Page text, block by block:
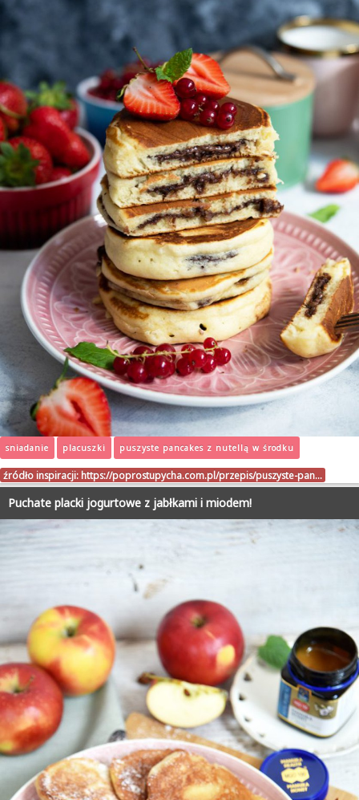
sniadanie placuszki puszyste pancakes z nutellą w środku
źródło inspiracji: https://poprostupycha.com.pl/przepis/puszyste-pan…
Puchate placki jogurtowe z jabłkami i miodem!